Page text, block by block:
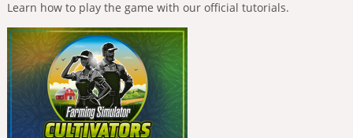
Learn how to play the game with our official tutorials.